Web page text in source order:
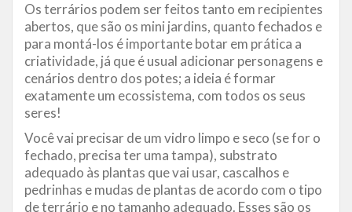
Os terrários podem ser feitos tanto em recipientes
abertos, que são os mini jardins, quanto fechados e
para montá-los é importante botar em prática a
criatividade, já que é usual adicionar personagens e
cenários dentro dos potes; a ideia é formar
exatamente um ecossistema, com todos os seus
seres!
Você vai precisar de um vidro limpo e seco (se for o
fechado, precisa ter uma tampa), substrato
adequado às plantas que vai usar, cascalhos e
pedrinhas e mudas de plantas de acordo com o tipo
de terrário e no tamanho adequado. Esses são os